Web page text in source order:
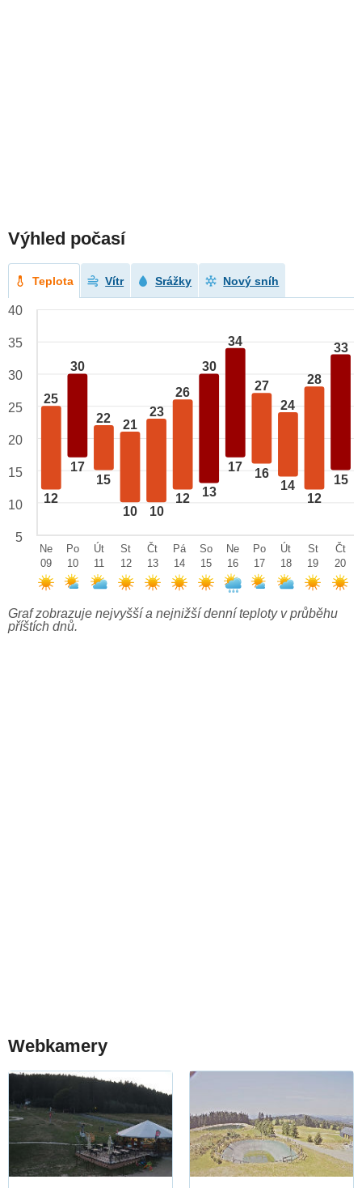
Výhled počasí
Teplota Vítr Srážky Nový sníh
25
12
30
17
22
15
21
10
23
10
26
12
30
13
34
17
27
16
24
14
28
12
33
15
40
35
30
25
20
15
10
5
Ne
09
Po
10
Út
11
St
12
Čt
13
Pá
14
So
15
Ne
16
Po
17
Út
18
St
19
Čt
20
Graf zobrazuje nejvyšší a nejnižší denní teploty v průběhu
příštích dnů.
Webkamery